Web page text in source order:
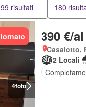
risultati 180
4foto
390 €/
Casalotto,
2 Locali